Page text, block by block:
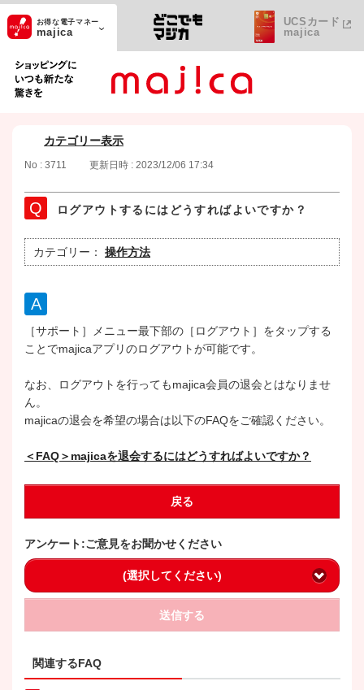
ショッピングにいつも新たな驚きを
お得な電子マネー
majica
UCSカード
majica
カテゴリー表示
No : 3711 更新日時 : 2023/12/06 17:34
ログアウトするにはどうすればよいですか？
カテゴリー： 操作方法
［サポート］メニュー最下部の［ログアウト］をタップする
ことでmajicaアプリのログアウトが可能です。
なお、ログアウトを行ってもmajica会員の退会とはなりませ
ん。
majicaの退会を希望の場合は以下のFAQをご確認ください。
＜FAQ＞majicaを退会するにはどうすればよいですか？
戻る
アンケート:ご意見をお聞かせください
(選択してください)
送信する
関連するFAQ